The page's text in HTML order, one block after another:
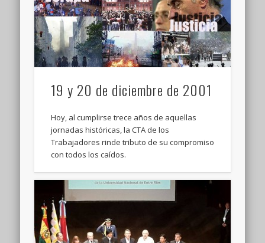
19 y 20 de diciembre de 2001
Hoy, al cumplirse trece años de aquellas
jornadas históricas, la CTA de los
Trabajadores rinde tributo de su compromiso
con todos los caídos.